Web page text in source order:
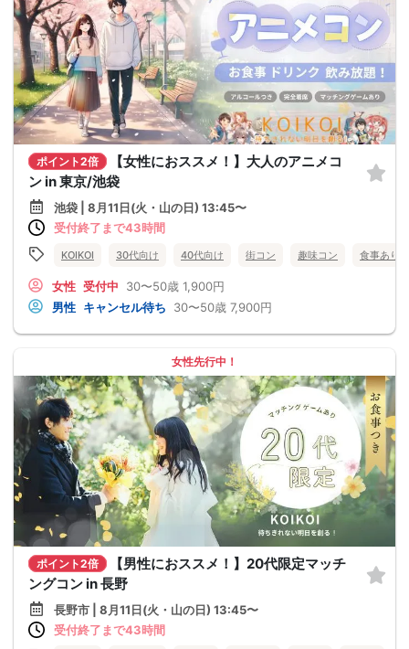
ポイント2倍
【女性におススメ！】大人のアニメコ
ン in 東京/池袋
池袋 | 8月11日(火・山の日) 13:45〜
受付終了まで43時間
KOIKOI 30代向け 40代向け 街コン 趣味コン 食事あり
女性 受付中 30〜50歳 1,900円
男性 キャンセル待ち 30〜50歳 7,900円
女性先行中！
ポイント2倍
【男性におススメ！】20代限定マッチ
ングコン in 長野
長野市 | 8月11日(火・山の日) 13:45〜
受付終了まで43時間